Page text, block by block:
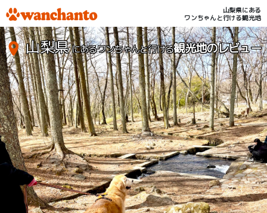
山梨県にある
ワンちゃんと行ける観光地
山梨県にあるワンちゃんと行ける観光地のレビュー